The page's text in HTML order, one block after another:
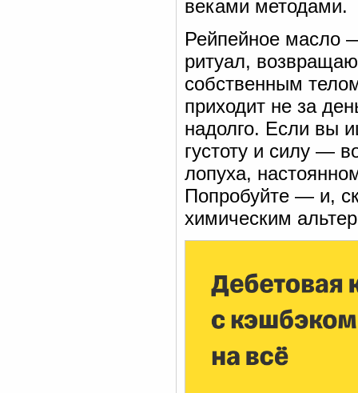
веками методами.
Рейпейное масло
ритуал,
собственным
приходит не за
надолго. Если вы
густоту и силу —
лопуха,
Попробуйте — и,
химическим